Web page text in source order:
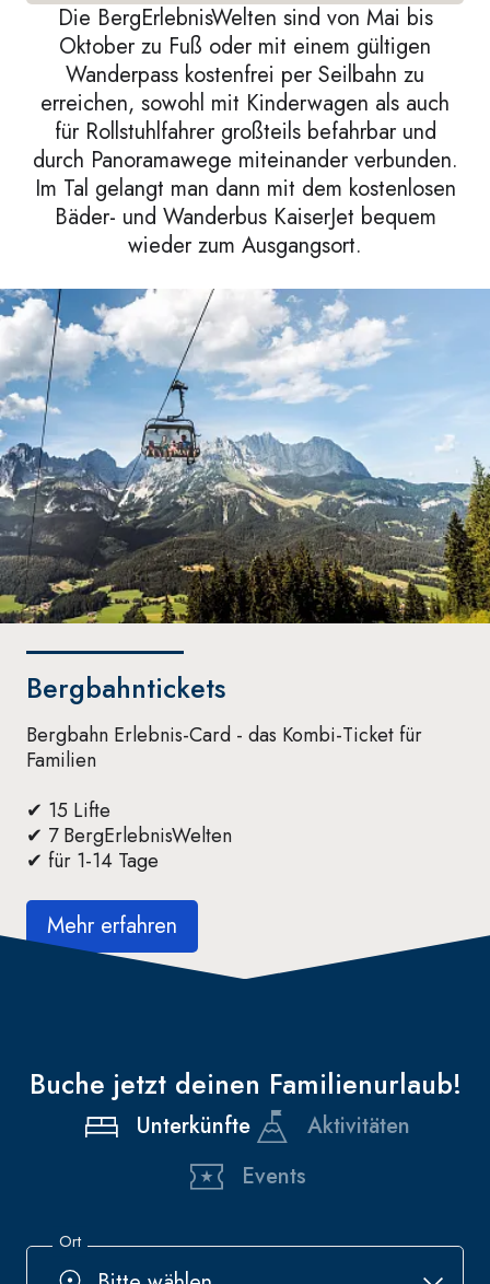
Die BergErlebnisWelten sind von Mai bis
Oktober zu Fuß oder mit einem gültigen
Wanderpass kostenfrei per Seilbahn zu
erreichen, sowohl mit Kinderwagen als auch
für Rollstuhlfahrer großteils befahrbar und
durch Panoramawege miteinander verbunden.
Im Tal gelangt man dann mit dem kostenlosen
Bäder- und Wanderbus KaiserJet bequem
wieder zum Ausgangsort.
Bergbahntickets
Bergbahn Erlebnis-Card - das Kombi-Ticket für
Familien
✔ 15 Lifte
✔ 7 BergErlebnisWelten
✔ für 1-14 Tage
Mehr erfahren
Buche jetzt deinen Familienurlaub!
Unterkünfte
Aktivitäten
Events
Ort